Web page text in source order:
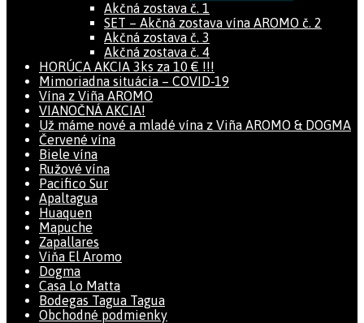
Akčná zostava č. 1
SET – Akčná zostava vína AROMO č. 2
Akčná zostava č. 3
Akčná zostava č. 4
HORÚCA AKCIA 3ks za 10 € !!!
Mimoriadna situácia – COVID-19
Vína z Viña AROMO
VIANOČNÁ AKCIA!
Už máme nové a mladé vína z Viña AROMO & DOGMA
Červené vína
Biele vína
Ružové vína
Pacifico Sur
Apaltagua
Huaquen
Mapuche
Zapallares
Viňa El Aromo
Dogma
Casa Lo Matta
Bodegas Tagua Tagua
Obchodné podmienky